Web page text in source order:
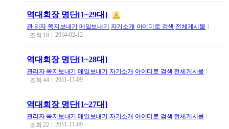
역대회장 명단[1~29대]
관 리자 쪽지보내기 메일보내기 자기소개 아이디로 검색 전체게시물
조회 18 2014-02-12
역대회장 명단[1~28대]
관리자 쪽지보내기 메일보내기 자기소개 아이디로 검색 전체게시물
조회44 2011-11-09
역대회장 명단[1~27대]
관리자 쪽지보내기 메일보내기 자기소개 아이디로 검색 전체게시물
조회22 2011-11-09